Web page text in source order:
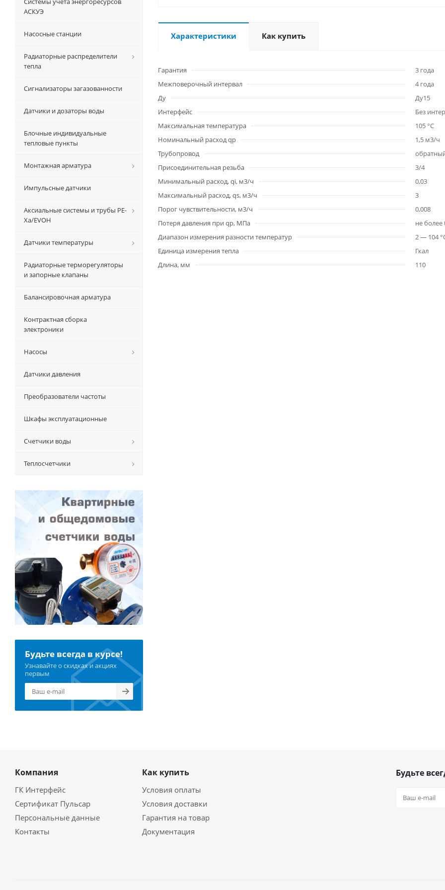
Характеристики Как купить
Гарантия
3 года
Межповерочный интервал
4 года
Ду
Ду15
Интерфейс
Без
Максимальная температура
105 °C
Номинальный расход qp
1,5 м3/ч
Трубопровод
Присоединительная резьба
3/4
Минимальный расход, qi, м3/ч
0,03
Максимальный расход, qs, м3/ч
3
Порог чувствительности, м3/ч
0,008
Потеря давления при qp, МПа
не более
Диапазон измерения разности температур
2 — 104
Единица измерения тепла
Гкал
Длина, мм
110
АСКУЭ
Насосные станции
Радиаторные распределители
тепла
Сигнализаторы загазованности
Датчики и дозаторы воды
Блочные индивидуальные
тепловые пункты
Монтажная арматура
Импульсные датчики
Аксиальные системы и трубы РЕ-
Ха/EVOH
Датчики температуры
Радиаторные терморегуляторы
и запорные клапаны
Балансировочная арматура
Контрактная сборка
электроники
Насосы
Датчики давления
Преобразователи частоты
Шкафы эксплуатационные
Счетчики воды
Теплосчетчики
Будьте всегда в курсе!
Узнавайте о скидках и акциях
первым
Компания
ГК Интерфейс
Сертификат Пульсар
Персональные данные
Контакты
Как купить
Условия оплаты
Условия доставки
Гарантия на товар
Документация
Будьте